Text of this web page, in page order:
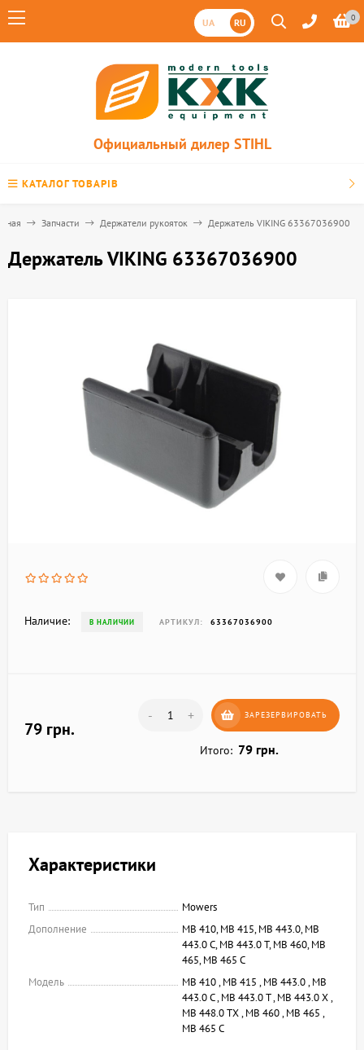
UA RU 0
Официальный дилер STIHL
КАТАЛОГ ТОВАРІВ
Запчасти Держатели рукояток Держатель VIKING 63367036900
Держатель VIKING 63367036900
Наличие: В НАЛИЧИИ АРТИКУЛ: 63367036900
79 грн.
- + ЗАРЕЗЕРВИРОВАТЬ
Итого: 79 грн.
Характеристики
Тип
Mowers
Дополнение
MB 410, MB 415, MB 443.0, MB
443.0 C, MB 443.0 T, MB 460, MB
465, MB 465 C
Модель
MB 410 , MB 415 , MB 443.0 , MB
443.0 C , MB 443.0 T , MB 443.0 X ,
MB 448.0 TX , MB 460 , MB 465 ,
MB 465 C